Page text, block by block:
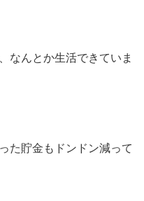
なんとか生活できていま
た貯金もドンドン減って